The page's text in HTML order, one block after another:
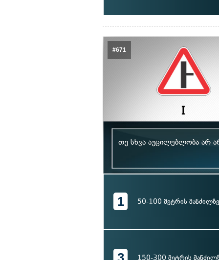
#671
თუ სხვა აუცილებლობა არ
1 50-100 მეტრის მანძილზე
150-300 მეტრის